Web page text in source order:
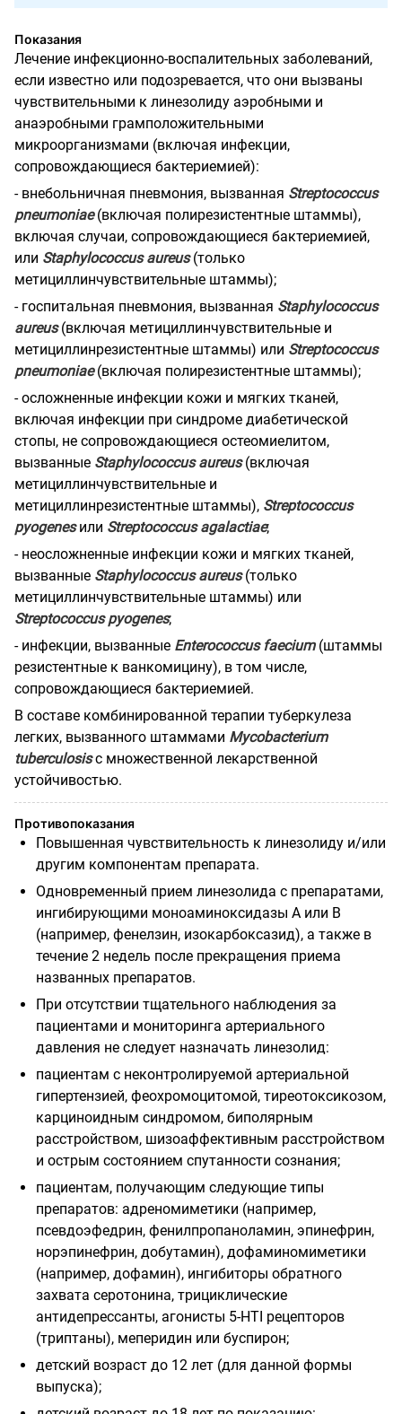
Показания
Лечение инфекционно-воспалительных заболеваний,
если известно или подозревается, что они вызваны
чувствительными к линезолиду аэробными и
анаэробными грамположительными
микроорганизмами (включая инфекции,
сопровождающиеся бактериемией):
- внебольничная пневмония, вызванная Streptococcus
pneumoniae (включая полирезистентные штаммы),
включая случаи, сопровождающиеся бактериемией,
или Staphylococcus aureus (только
метициллинчувствительные штаммы);
- госпитальная пневмония, вызванная Staphylococcus
aureus (включая метициллинчувствительные и
метициллинрезистентные штаммы) или Streptococcus
pneumoniae(включая полирезистентные штаммы);
- осложненные инфекции кожи и мягких тканей,
включая инфекции при синдроме диабетической
стопы, не сопровождающиеся остеомиелитом,
вызванные Staphylococcus aureus(включая
метициллинчувствительные и
метициллинрезистентные штаммы), Streptococcus
pyogenesили Streptococcus agalactiae;
- неосложненные инфекции кожи и мягких тканей,
вызванные Staphylococcus aureus(только
метициллинчувствительные штаммы) или
Streptococcus pyogenes;
- инфекции, вызванные Enterococcus faecium (штаммы
резистентные к ванкомицину), в том числе,
сопровождающиеся бактериемией.
В составе комбинированной терапии туберкулеза
легких, вызванного штаммами Mycobacterium
tuberculosis с множественной лекарственной
устойчивостью.
Противопоказания
Повышенная чувствительность к линезолиду и/или
другим компонентам препарата.
Одновременный прием линезолида с препаратами,
ингибирующими моноаминоксидазы А или В
(например, фенелзин, изокарбоксазид), а также в
течение 2 недель после прекращения приема
названных препаратов.
При отсутствии тщательного наблюдения за
пациентами и мониторинга артериального
давления не следует назначать линезолид:
пациентам с неконтролируемой артериальной
гипертензией, феохромоцитомой, тиреотоксикозом,
карциноидным синдромом, биполярным
расстройством, шизоаффективным расстройством
и острым состоянием спутанности сознания;
пациентам, получающим следующие типы
препаратов: адреномиметики (например,
псевдоэфедрин, фенилпропаноламин, эпинефрин,
норэпинефрин, добутамин), дофаминомиметики
(например, дофамин), ингибиторы обратного
захвата серотонина, трициклические
антидепрессанты, агонисты 5-HTI рецепторов
(триптаны), меперидин или буспирон;
детский возраст до 12 лет (для данной формы
выпуска);